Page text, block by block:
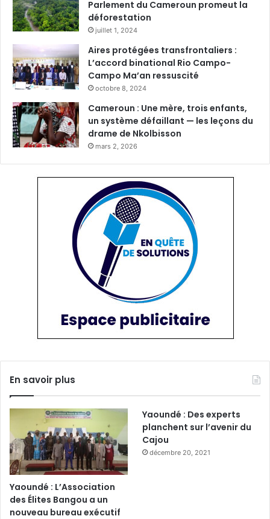
Parlement du Cameroun promeut la
déforestation
juillet 1, 2024
Aires protégées transfrontaliers :
L’accord binational Rio Campo-
Campo Ma’an ressuscité
octobre 8, 2024
Cameroun : Une mère, trois enfants,
un système défaillant — les leçons du
drame de Nkolbisson
mars 2, 2026
En savoir plus
Yaoundé : L’Association
des Élites Bangou a un
nouveau bureau exécutif
Yaoundé : Des experts
planchent sur l’avenir du
Cajou
décembre 20, 2021